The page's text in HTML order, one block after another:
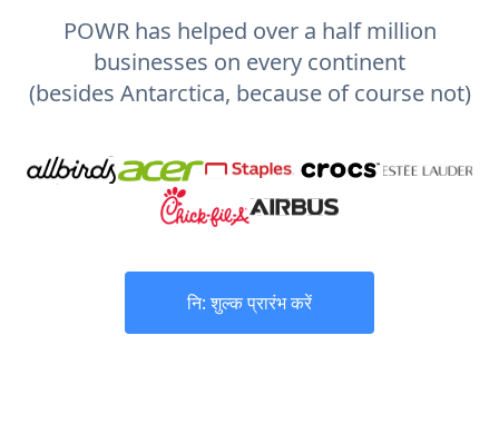
POWR has helped over a half million
businesses on every continent
(besides Antarctica, because of course not)
नि: शुल्क प्रारंभ करें